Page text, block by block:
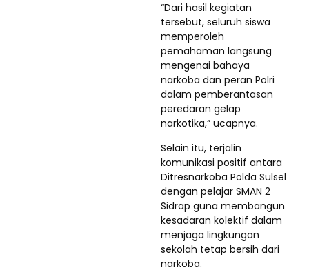
“Dari hasil kegiatan
tersebut, seluruh siswa
memperoleh
pemahaman langsung
mengenai bahaya
narkoba dan peran Polri
dalam pemberantasan
peredaran gelap
narkotika,” ucapnya.
Selain itu, terjalin
komunikasi positif antara
Ditresnarkoba Polda Sulsel
dengan pelajar SMAN 2
Sidrap guna membangun
kesadaran kolektif dalam
menjaga lingkungan
sekolah tetap bersih dari
narkoba.